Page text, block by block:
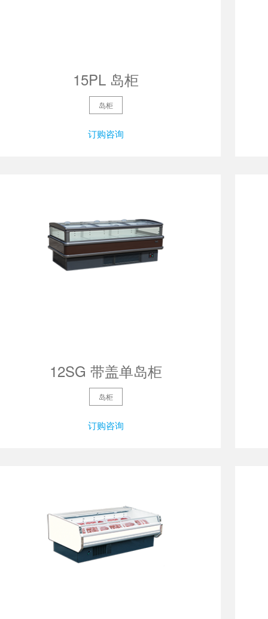
15PL 岛柜
岛柜
订购咨询
12SG 带盖单岛柜
岛柜
订购咨询